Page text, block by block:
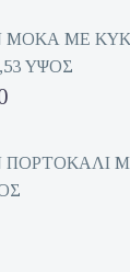
ΜΕ
ΥΨΟΣ
ΜΕ